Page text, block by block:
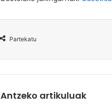
Partekatu
Antzeko artikuluak